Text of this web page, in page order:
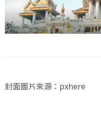
封面圖片來源： pxhere